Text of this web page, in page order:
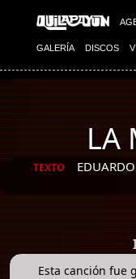
GALERÍA DISCOS
LA
TEXTO
Esta canción fue